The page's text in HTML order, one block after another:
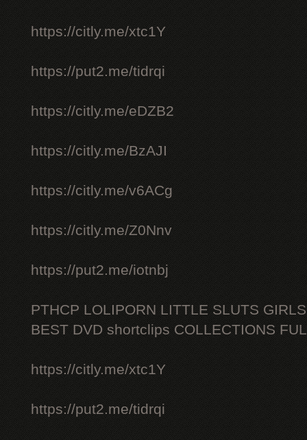
https://citly.me/xtc1Y
https://put2.me/tidrqi
https://citly.me/eDZB2
https://citly.me/BzAJI
https://citly.me/v6ACg
https://citly.me/Z0Nnv
https://put2.me/iotnbj
PTHCP LOLIPORN LITTLE SLUTS
BEST DVD shortclips COLLECTIONS
https://citly.me/xtc1Y
https://put2.me/tidrqi